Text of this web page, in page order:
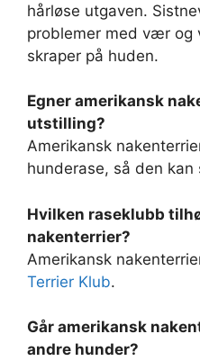
hårløse utgaven.
problemer med vær og
skraper på huden.
Egner amerikansk
utstilling?
Amerikansk
hunderase, så den kan
Hvilken raseklubb
nakenterrier?
Amerikansk
Terrier Klub.
Går amerikansk
andre hunder?